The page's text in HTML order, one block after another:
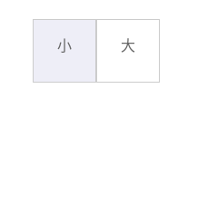
小 大